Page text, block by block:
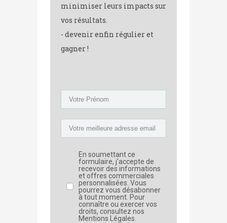
minimiser leurs impacts sur
vos résultats.
- devenir enfin régulier et
gagner !
En soumettant ce
formulaire, j'accepte de
recevoir des informations
et offres commerciales
personnalisées. Vous
pourrez vous désabonner
à tout moment. Pour
connaître ou exercer vos
droits, consultez nos
Mentions Légales.